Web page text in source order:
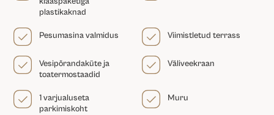
plastikaknad
Pesumasina valmidus Viimistletud terrass
Vesipõrandaküte ja
toatermostaadid
Väliveekraan
1 varjualuseta
parkimiskoht
Muru